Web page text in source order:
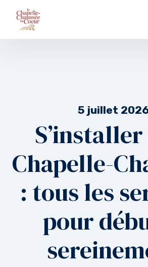
5 juillet
Chapelle-
: tous les
pour